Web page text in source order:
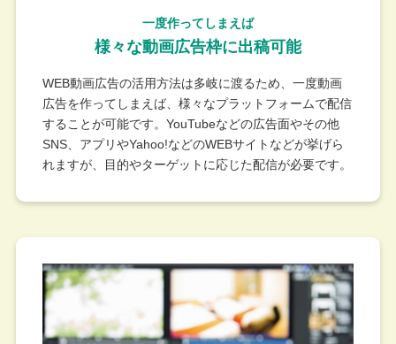
一度作ってしまえば
様々な動画広告枠に出稿可能​
WEB動画広告の活用方法は多岐に渡るため、一度動画
広告を作ってしまえば、様々なプラットフォームで配信
することが可能です。YouTubeなどの広告面やその他
SNS、アプリやYahoo!などのWEBサイトなどが挙げら
れますが、目的やターゲットに応じた配信が必要です。